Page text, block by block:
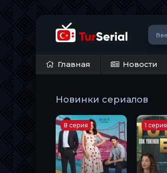
Главная Новости
Новинки сериалов
8 серия 1 серия